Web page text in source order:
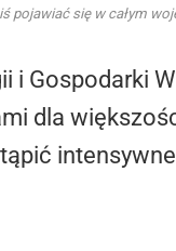
pojawiać się w całym
i Gospodarki
dla